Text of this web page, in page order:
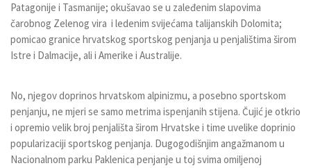
Patagonije i Tasmanije; okušavao se u zaleđenim slapovima
čarobnog Zelenog vira i ledenim svijećama talijanskih Dolomita;
pomicao granice hrvatskog sportskog penjanja u penjalištima širom
Istre i Dalmacije, ali i Amerike i Australije.
No, njegov doprinos hrvatskom alpinizmu, a posebno sportskom
penjanju, ne mjeri se samo metrima ispenjanih stijena. Čujić je otkrio
i opremio velik broj penjališta širom Hrvatske i time uvelike doprinio
popularizaciji sportskog penjanja. Dugogodišnjim angažmanom u
Nacionalnom parku Paklenica penjanje u toj svima omiljenoj